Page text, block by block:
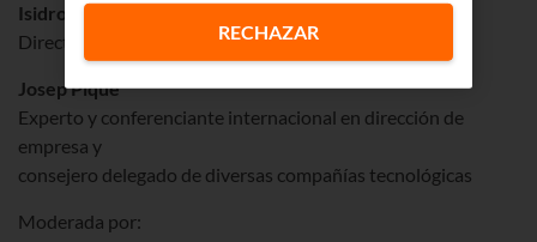
Isidro Fernández de la Calle
Director de Empresas del Grupo Euskaltel
Josep Piqué
Experto y conferenciante internacional en dirección de
empresa y
consejero delegado de diversas compañías tecnológicas
Moderada por:
RECHAZAR